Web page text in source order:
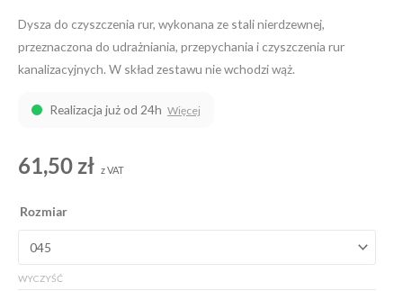
Dysza do czyszczenia rur, wykonana ze stali nierdzewnej,
przeznaczona do udrażniania, przepychania i czyszczenia rur
kanalizacyjnych. W skład zestawu nie wchodzi wąż.
Realizacja już od 24h Więcej
61,50zł z VAT
Rozmiar
WYCZYŚĆ
kanalizacyjna